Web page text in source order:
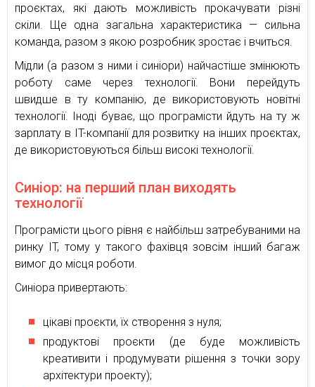
проєктах, які дають можливість прокачувати різні
скіли. Ще одна загальна характеристика — сильна
команда, разом з якою розробник зростає і вчиться.
Мідли (а разом з ними і синіори) найчастіше змінюють
роботу саме через технології. Вони перейдуть
швидше в ту компанію, де використовують новітні
технології. Іноді буває, що програмісти йдуть на ту ж
зарплату в IT-компанії для розвитку на інших проєктах,
де використовуються більш високі технології.
Синіор: на перший план виходять
технології
Програмісти цього рівня є найбільш затребуваними на
ринку IT, тому у такого фахівця зовсім інший багаж
вимог до місця роботи.
Синіора привертають:
цікаві проєкти, їх створення з нуля;
продуктові проєкти (де буде можливість
креативити і продумувати рішення з точки зору
архітектури проекту);